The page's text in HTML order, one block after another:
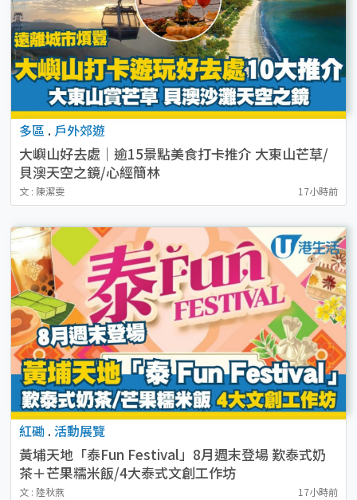
多區 . 戶外郊遊
大嶼山好去處｜逾15景點美食打卡推介 大東山芒草/
貝澳天空之鏡/心經簡林
文 : 陳潔雯 17小時前
紅磡 . 活動展覽
黃埔天地「泰Fun Festival」8月週末登場 歎泰式奶
茶＋芒果糯米飯/4大泰式文創工作坊
文 : 陸秋燕 17小時前